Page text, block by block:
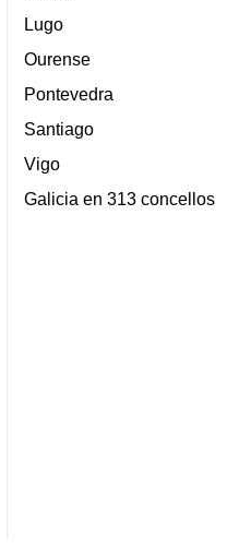
Lugo
Ourense
Pontevedra
Santiago
Vigo
Galicia en 313 concellos